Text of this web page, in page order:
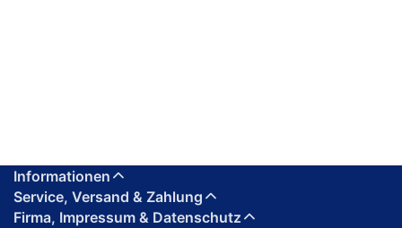
Informationen
Service, Versand & Zahlung
Firma, Impressum & Datenschutz